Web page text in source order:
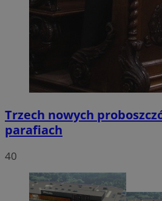
Trzech nowych
parafiach
40